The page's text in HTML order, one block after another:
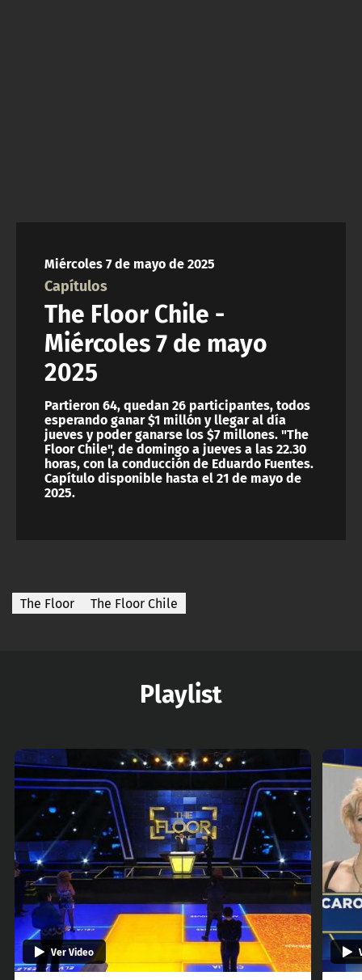
Miércoles 7 de mayo de 2025
Capítulos
The Floor Chile -
Miércoles 7 de mayo
2025
Partieron 64, quedan 26 participantes, todos
esperando ganar $1 millón y llegar al día
jueves y poder ganarse los $7 millones. "The
Floor Chile", de domingo a jueves a las 22.30
horas, con la conducción de Eduardo Fuentes.
Capítulo disponible hasta el 21 de mayo de
2025.
The Floor The Floor Chile
Playlist
Ver Video